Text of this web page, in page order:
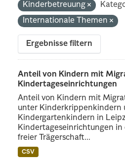
Kinderbetreuung
Internationale Themen
Ergebnisse filtern
Anteil von Kindern mit
Kindertageseinrichtungen
Anteil von Kindern mit
unter Kinderkrippenkindern
Kindergartenkindern in
Kindertageseinrichtungen in
freier Trägerschaft...
CSV